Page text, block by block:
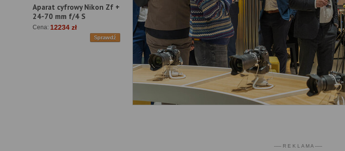
Aparat cyfrowy Nikon Zf +
24-70 mm f/4 S
Cena: 12234 zł
Sprawdź
----- R E K L A M A -----